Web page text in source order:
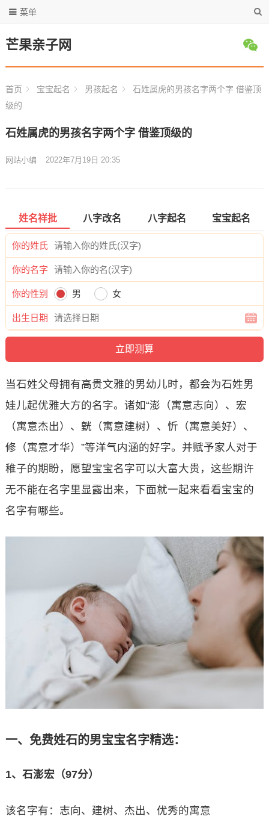
芒果亲子网
菜单
首页 宝宝起名 男孩起名
石姓属虎的男孩名字两个字 借鉴顶
级的
石姓属虎的男孩名字两个字 借鉴顶级的
网站小编 2022年7月19日 20:35
姓名祥批 八字改名 八字起名 宝宝起名
你的姓氏
你的名字
你的性别 男 女
出生日期
当石姓父母拥有高贵文雅的男幼儿时，都会为石姓男
娃儿起优雅大方的名字。诸如“澎（寓意志向）、宏
（寓意杰出）、皝（寓意建树）、忻（寓意美好）、
修（寓意才华）”等洋气内涵的好字。并赋予家人对于
稚子的期盼，愿望宝宝名字可以大富大贵，这些期许
无不能在名字里显露出来，下面就一起来看看宝宝的
名字有哪些。
一、免费姓石的男宝宝名字精选：
1、石澎宏（97分）
该名字有：志向、建树、杰出、优秀的寓意